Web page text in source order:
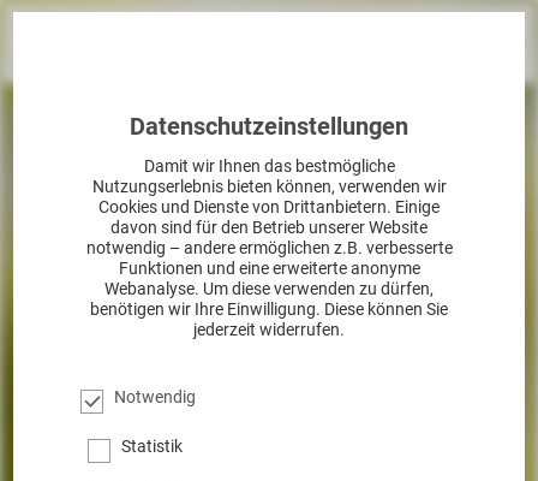
Datenschutzeinstellungen
Damit wir Ihnen das bestmögliche
Nutzungserlebnis bieten können, verwenden wir
Cookies und Dienste von Drittanbietern. Einige
davon sind für den Betrieb unserer Website
notwendig – andere ermöglichen z.B. verbesserte
Funktionen und eine erweiterte anonyme
Webanalyse. Um diese verwenden zu dürfen,
benötigen wir Ihre Einwilligung. Diese können Sie
jederzeit widerrufen.
Notwendig
Statistik